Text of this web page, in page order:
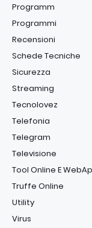
Programm
Programmi
Recensioni
Schede Tecniche
Sicurezza
Streaming
Tecnolovez
Telefonia
Telegram
Televisione
Tool Online E
Truffe Online
Utility
Virus